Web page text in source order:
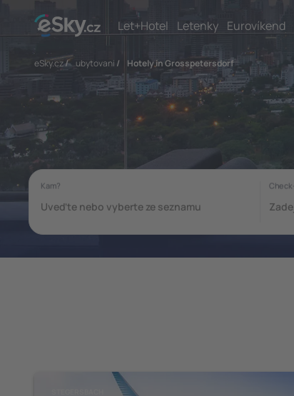
Let+Hotel Letenky Eurovíkend
eSky.cz/ ubytovani / Hotely in Grosspetersdorf